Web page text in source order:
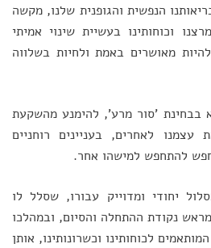
הנפשית והגופנית שלנו, מקשה
וכוחותינו בעשיית שינוי אמיתי
מאושרים באמת ולחיות בשלווה
בבחינת 'סור מרע', להימנע מהשקעת
עצמנו לאחרים, בעניינים רוחניים
להתחפש למישהו אחר.
יחודי ומדוייק עבורו, שסלל לו
נקודת ההתחלה והסיום, ובמהלכו
לכוחותינו וכשרונותינו, אותן